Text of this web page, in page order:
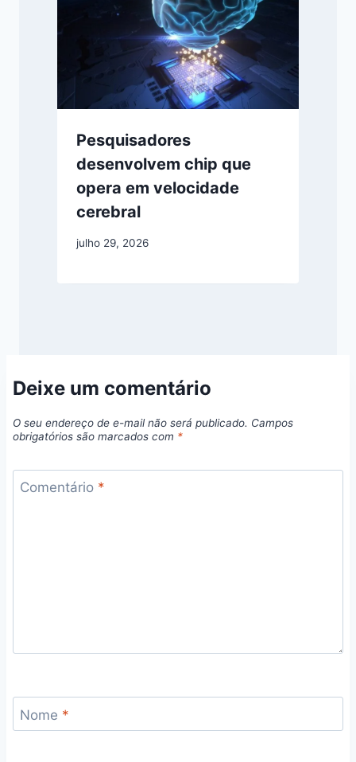
Pesquisadores
desenvolvem chip que
opera em velocidade
cerebral
julho 29, 2026
Deixe um comentário
O seu endereço de e-mail não será publicado. Campos
obrigatórios são marcados com *
Comentário *
Nome *